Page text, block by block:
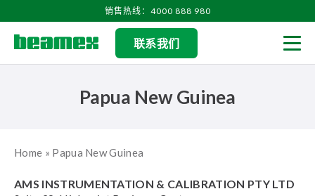
销售热线：4000 888 980
联系我们
Papua New Guinea
Home » Papua New Guinea
AMS INSTRUMENTATION & CALIBRATION PTY LTD